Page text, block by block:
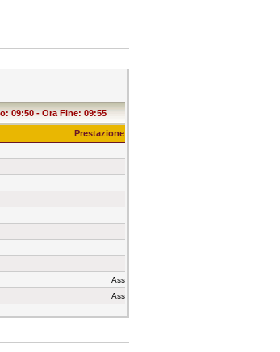
09:50 - Ora Fine: 09:55
Prestazione
Ass
Ass